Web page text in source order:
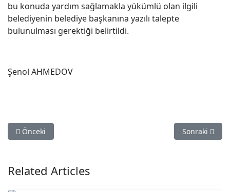
bu konuda yardım sağlamakla yükümlü olan ilgili
belediyenin belediye başkanına yazılı talepte
bulunulması gerektiği belirtildi.
Şenol AHMEDOV
Önceki makale: Samuil yerel yönetim Dr. Şefkı'nın kliniğini
Önceki Sonraki
Sonraki
Related Articles